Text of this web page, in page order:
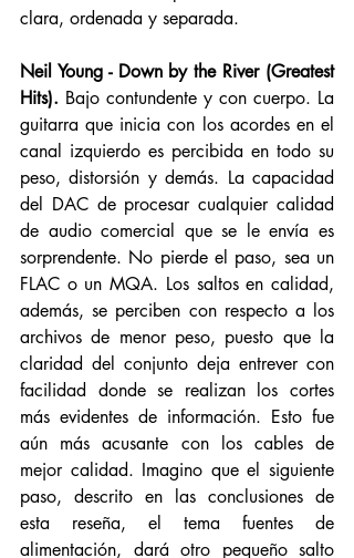
clara, ordenada y separada.
Neil Young - Down by the River (Greatest
Hits). Bajo contundente y con cuerpo. La
guitarra que inicia con los acordes en el
canal izquierdo es percibida en todo su
peso, distorsión y demás. La capacidad
del DAC de procesar cualquier calidad
de audio comercial que se le envía es
sorprendente. No pierde el paso, sea un
FLAC o un MQA. Los saltos en calidad,
además, se perciben con respecto a los
archivos de menor peso, puesto que la
claridad del conjunto deja entrever con
facilidad donde se realizan los cortes
más evidentes de información. Esto fue
aún más acusante con los cables de
mejor calidad. Imagino que el siguiente
paso, descrito en las conclusiones de
esta reseña, el tema fuentes de
alimentación, dará otro pequeño salto